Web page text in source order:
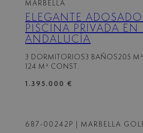
MARBELLA
ELEGANTE
PISCINA PRIVADA EN
ANDALUCÍA
3 DORMITORIOS3 BAÑOS 205
124 M² CONST.
1.395.000 €
687-00242P | MARBELLA